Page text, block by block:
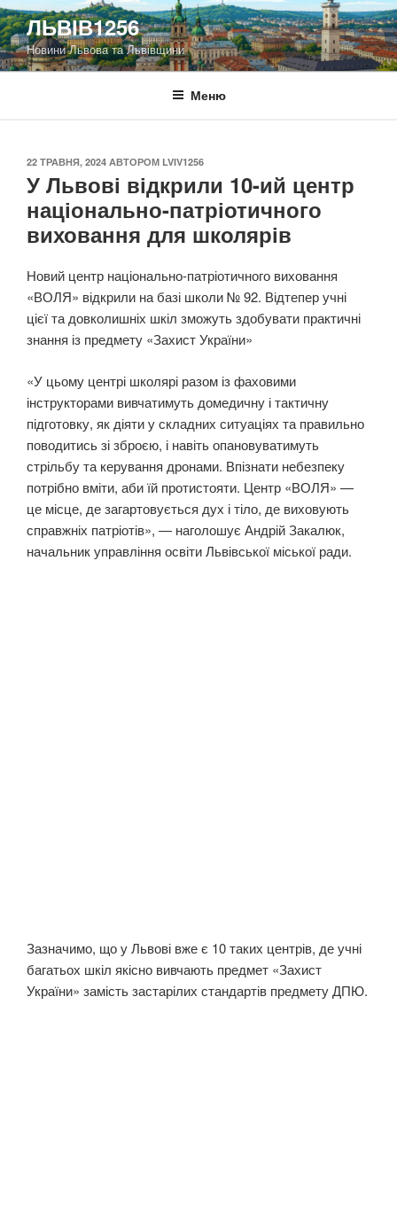
Перейти
до
вмісту
ЛЬВІВ1256
Новини Львова та Львівщини
Меню
ОПУБЛІКОВАНО
22 ТРАВНЯ, 2024 АВТОРОМ LVIV1256
У Львові відкрили 10-ий центр
національно-патріотичного
виховання для школярів
Новий центр національно-патріотичного виховання
«ВОЛЯ» відкрили на базі школи № 92. Відтепер учні
цієї та довколишніх шкіл зможуть здобувати практичні
знання із предмету «Захист України»
«У цьому центрі школярі разом із фаховими
інструкторами вивчатимуть домедичну і тактичну
підготовку, як діяти у складних ситуаціях та правильно
поводитись зі зброєю, і навіть опановуватимуть
стрільбу та керування дронами. Впізнати небезпеку
потрібно вміти, аби їй протистояти. Центр «ВОЛЯ» —
це місце, де загартовується дух і тіло, де виховують
справжніх патріотів», — наголошує Андрій Закалюк,
начальник управління освіти Львівської міської ради.
Зазначимо, що у Львові вже є 10 таких центрів, де учні
багатьох шкіл якісно вивчають предмет «Захист
України» замість застарілих стандартів предмету ДПЮ.